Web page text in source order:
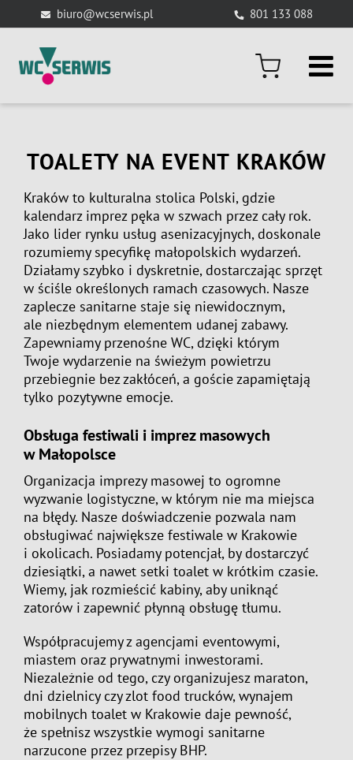
to
content
biuro@wcserwis.pl 801 133 088
TOALETY NA EVENT KRAKÓW
Kraków to kulturalna stolica Polski, gdzie
kalendarz imprez pęka w szwach przez cały rok.
Jako lider rynku usług asenizacyjnych, doskonale
rozumiemy specyfikę małopolskich wydarzeń.
Działamy szybko i dyskretnie, dostarczając sprzęt
w ściśle określonych ramach czasowych. Nasze
zaplecze sanitarne staje się niewidocznym,
ale niezbędnym elementem udanej zabawy.
Zapewniamy przenośne WC, dzięki którym
Twoje wydarzenie na świeżym powietrzu
przebiegnie bez zakłóceń, a goście zapamiętają
tylko pozytywne emocje.
Obsługa festiwali i imprez masowych
w Małopolsce
Organizacja imprezy masowej to ogromne
wyzwanie logistyczne, w którym nie ma miejsca
na błędy. Nasze doświadczenie pozwala nam
obsługiwać największe festiwale w Krakowie
i okolicach. Posiadamy potencjał, by dostarczyć
dziesiątki, a nawet setki toalet w krótkim czasie.
Wiemy, jak rozmieścić kabiny, aby uniknąć
zatorów i zapewnić płynną obsługę tłumu.
Współpracujemy z agencjami eventowymi,
miastem oraz prywatnymi inwestorami.
Niezależnie od tego, czy organizujesz maraton,
dni dzielnicy czy zlot food trucków,wynajem
mobilnych toalet w Krakowie daje pewność,
że spełnisz wszystkie wymogi sanitarne
narzucone przez przepisy BHP.